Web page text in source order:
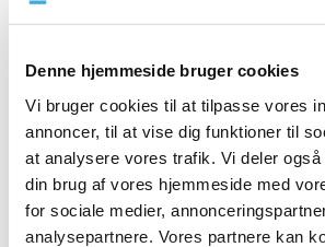
Denne hjemmeside bruger cookies
Vi bruger cookies til at tilpasse vores
annoncer, til at vise dig funktioner til
at analysere vores trafik. Vi deler også
din brug af vores hjemmeside med
for sociale medier,
analysepartnere. Vores partnere kan
November (1)
October (2)
July (2)
June (1)
May (1)
April (2)
March (1)